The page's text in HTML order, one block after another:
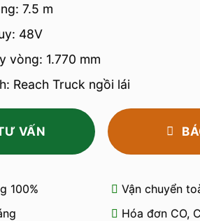
7.5 m
48V
vòng: 1.770 mm
Reach Truck ngồi lái
VẤN
100%
Vận chuyển
Hóa đơn CO,